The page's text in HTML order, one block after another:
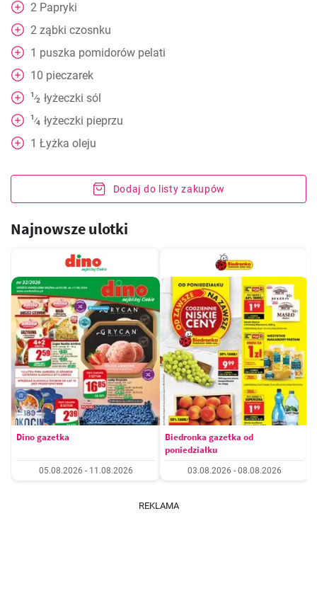
2 Papryki
2 ząbki czosnku
1 puszka pomidorów pelati
10 pieczarek
1⁄2 łyżeczki sól
1⁄4 łyżeczki pieprzu
1 Łyżka oleju
Dodaj do listy zakupów
Najnowsze ulotki
Dino gazetka
05.08.2026 - 11.08.2026
Biedronka gazetka od
poniedziałku
03.08.2026 - 08.08.2026
REKLAMA